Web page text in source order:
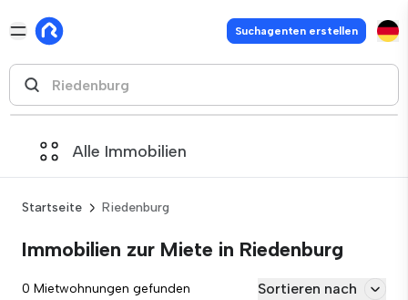
Suchagenten erstellen
Alle Immobilien
Startseite Riedenburg
Immobilien zur Miete in Riedenburg
0 Mietwohnungen gefunden Sortieren nach